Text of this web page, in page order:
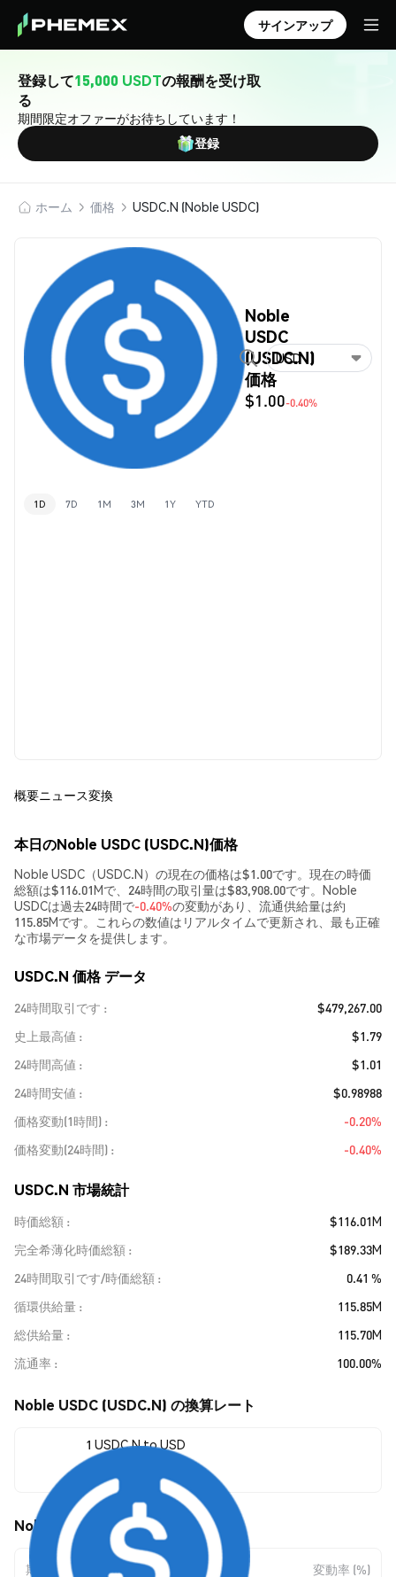
サインアップ
登録して15,000 USDTの報酬を受け取
る
期間限定オファーがお待ちしています！
登録
ホーム 価格 USDC.N (Noble USDC)
Noble
USDC
(USDC.N)
価格
$1.00-0.40%
USD
1D 7D 1M 3M 1Y YTD
概要ニュース変換
本日のNoble USDC (USDC.N)価格
Noble USDC（USDC.N）の現在の価格は$1.00です。現在の時価
総額は$116.01Mで、24時間の取引量は$83,908.00です。Noble
USDCは過去24時間で-0.40%の変動があり、流通供給量は約
115.85Mです。これらの数値はリアルタイムで更新され、最も正確
な市場データを提供します。
USDC.N 価格 データ
24時間取引です
$479,267.00
史上最高値
$1.79
24時間高値
$1.01
24時間安値
$0.98988
価格変動(1時間)
-0.20%
価格変動(24時間)
-0.40%
USDC.N 市場統計
時価総額
$116.01M
完全希薄化時価総額
$189.33M
24時間取引です/時価総額
0.41 %
循環供給量
115.85M
総供給量
115.70M
流通率
100.00%
Noble USDC (USDC.N) の換算レート
1 USDC.N to USD
$1.00
Noble USDC (USDC.N) の価格変動
期間 金額変動 変動率 (%)